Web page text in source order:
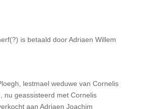
is betaald door Adriaen Willem
lestmael weduwe van Cornelis
nu geassisteerd met Cor­nelis
aan Adriaen Joachim